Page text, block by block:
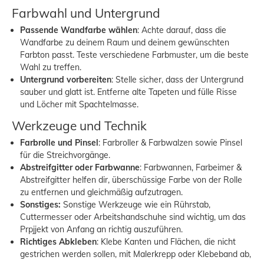
Farbwahl und Untergrund
Passende Wandfarbe wählen: Achte darauf, dass die
Wandfarbe zu deinem Raum und deinem gewünschten
Farbton passt. Teste verschiedene Farbmuster, um die beste
Wahl zu treffen.
Untergrund vorbereiten: Stelle sicher, dass der Untergrund
sauber und glatt ist. Entferne alte Tapeten und fülle Risse
und Löcher mit Spachtelmasse.
Werkzeuge und Technik
Farbrolle und Pinsel: Farbroller & Farbwalzen sowie Pinsel
für die Streichvorgänge.
Abstreifgitter oder Farbwanne: Farbwannen, Farbeimer &
Abstreifgitter helfen dir, überschüssige Farbe von der Rolle
zu entfernen und gleichmäßig aufzutragen.
Sonstiges: Sonstige Werkzeuge wie ein Rührstab,
Cuttermesser oder Arbeitshandschuhe sind wichtig, um das
Prpjjekt von Anfang an richtig auszuführen.
Richtiges Abkleben: Klebe Kanten und Flächen, die nicht
gestrichen werden sollen, mit Malerkrepp oder Klebeband ab,